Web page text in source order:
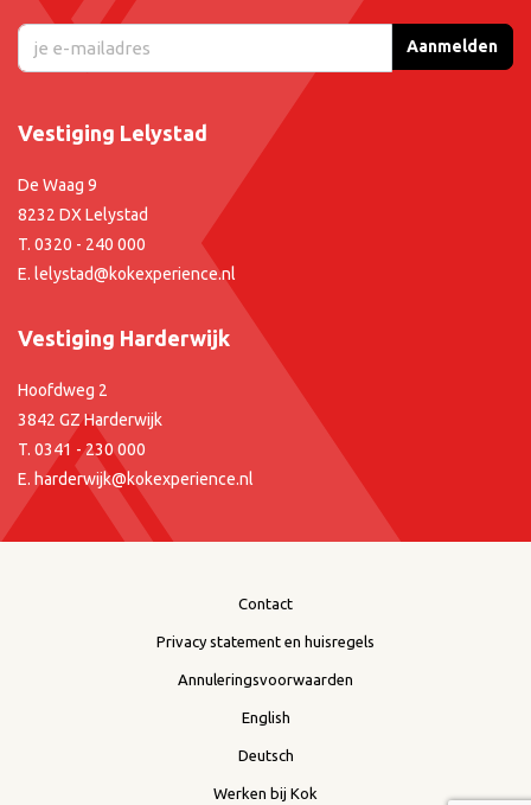
Aanmelden
Vestiging Lelystad
De Waag 9
8232 DX Lelystad
T. 0320 - 240 000
E. lelystad@kokexperience.nl
Vestiging Harderwijk
Hoofdweg 2
3842 GZ Harderwijk
T. 0341 - 230 000
E. harderwijk@kokexperience.nl
Contact
Privacy statement en huisregels
Annuleringsvoorwaarden
English
Deutsch
Werken bij Kok